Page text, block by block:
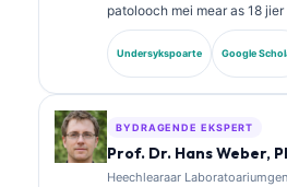
patolooch mei mear as 18
laboratoariummedisinen en
hat spesjalistyske
skiekunde en hat wiidweidich
Undersykspoarte Google
BYDRAGENDE EKSPERT
Prof. Dr. Hans Weber,
Heechlearaar